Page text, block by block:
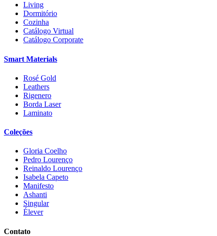
Living
Dormitório
Cozinha
Catálogo Virtual
Catálogo Corporate
Smart Materials
Rosé Gold
Leathers
Rigenero
Borda Laser
Laminato
Coleções
Gloria Coelho
Pedro Lourenço
Reinaldo Lourenço
Isabela Capeto
Manifesto
Ashanti
Singular
Élever
Contato